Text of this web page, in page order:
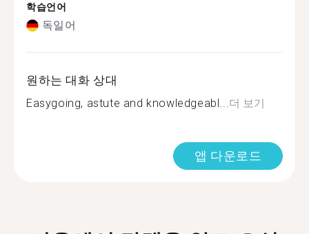
학습언어
독일어
원하는 대화 상대
Easygoing, astute and knowledgeabl...더 보기
앱 다운로드